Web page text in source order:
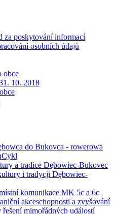
za poskytování informací
osobních údajů
obce
10. 2018
do Bukovca - rowerowa
a tradice Dębowiec-Bukovec
i tradycji Dębowiec-
komunikace MK 5c a 6c
akceschopnosti a zvyšování
mimořádných událostí